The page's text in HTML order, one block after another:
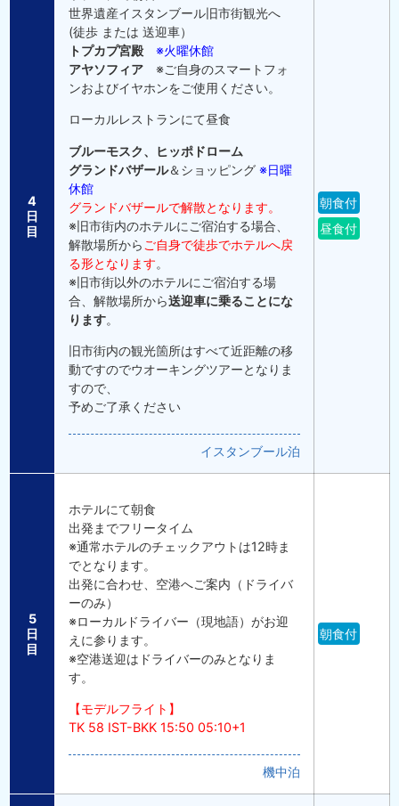
4
日
目
世界遺産イスタンブール旧市街観光へ
(徒歩 または 送迎車）
トプカプ宮殿
※火曜休館
アヤソフィア ※ご自身のスマートフォ
ンおよびイヤホンをご使用ください。
ローカルレストランにて昼食
ブルーモスク、ヒッポドローム
グランドバザール＆ショッピング ※日曜
休館
グランドバザールで解散となります。
※旧市街内のホテルにご宿泊する場合、
解散場所から ご自身で徒歩でホテルへ戻
る形となります。
※旧市街以外のホテルにご宿泊する場
合、解散場所から送迎車に乗ることにな
ります。
旧市街内の観光箇所はすべて近距離の移
動ですのでウオーキングツアーとなりま
すので、
予めご了承ください
イスタンブール泊
朝食付
昼食付
5
日
目
ホテルにて朝食
出発までフリータイム
※通常ホテルのチェックアウトは12時ま
でとなります。
出発に合わせ、空港へご案内（ドライバ
ーのみ）
※ローカルドライバー（現地語）がお迎
えに参ります。
※空港送迎はドライバーのみとなりま
す。
【モデルフライト】
TK 58 IST-BKK 15:50 05:10+1
機中泊
朝食付